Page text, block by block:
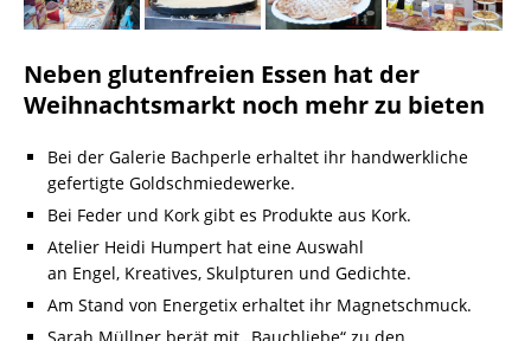
Neben glutenfreien Essen hat der
Weihnachtsmarkt noch mehr zu bieten
Bei der Galerie Bachperle erhaltet ihr handwerkliche
gefertigte Goldschmiedewerke.
Bei Feder und Kork gibt es Produkte aus Kork.
Atelier Heidi Humpert hat eine Auswahl
an Engel, Kreatives, Skulpturen und Gedichte.
Am Stand von Energetix erhaltet ihr Magnetschmuck.